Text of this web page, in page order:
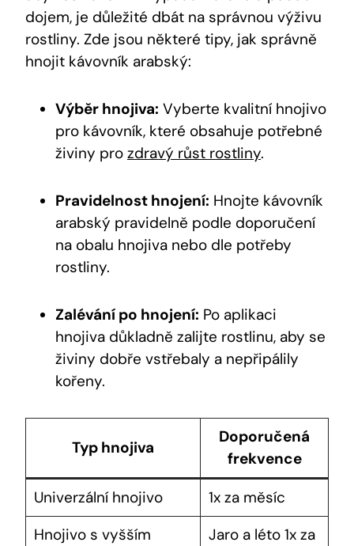
dojem, je důležité dbát na správnou výživu
rostliny. Zde jsou některé tipy, jak správně
hnojit kávovník arabský:
Výběr hnojiva: Vyberte kvalitní hnojivo
pro kávovník, které obsahuje potřebné
živiny pro zdravý růst rostliny.
Pravidelnost hnojení: Hnojte kávovník
arabský pravidelně podle doporučení
na obalu hnojiva nebo dle potřeby
rostliny.
Zalévání po hnojení: Po aplikaci
hnojiva důkladně zalijte rostlinu, aby se
živiny dobře vstřebaly a nepřipálily
kořeny.
Typ hnojiva
Doporučená
frekvence
Univerzální hnojivo
1x za měsíc
Hnojivo s vyšším
Jaro a léto 1x za